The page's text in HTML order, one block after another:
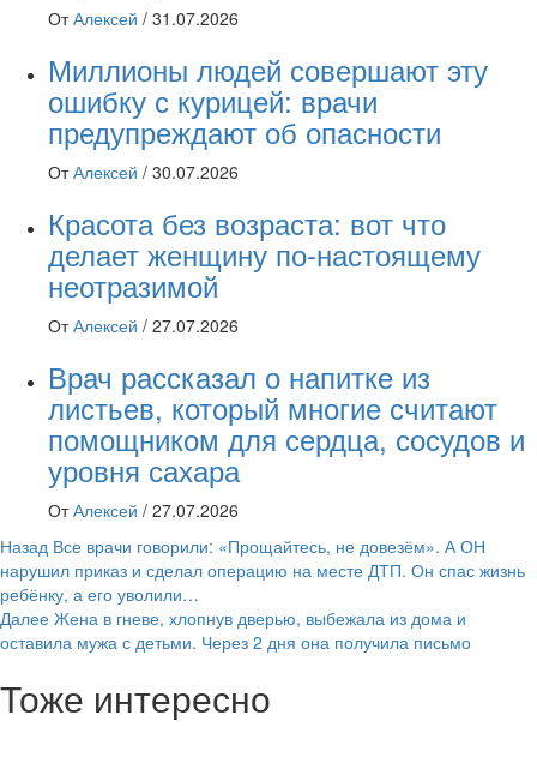
От Алексей / 31.07.2026
Миллионы людей совершают эту
ошибку с курицей: врачи
предупреждают об опасности
От Алексей / 30.07.2026
Красота без возраста: вот что
делает женщину по-настоящему
неотразимой
От Алексей / 27.07.2026
Врач рассказал о напитке из
листьев, который многие считают
помощником для сердца, сосудов и
уровня сахара
От Алексей / 27.07.2026
Навигация
записи
Назад Все врачи говорили: «Прощайтесь, не довезём». А ОН
нарушил приказ и сделал операцию на месте ДТП. Он спас жизнь
ребёнку, а его уволили…
Далее Жена в гневе, хлопнув дверью, выбежала из дома и
оставила мужа с детьми. Через 2 дня она получила письмо
Тоже интересно